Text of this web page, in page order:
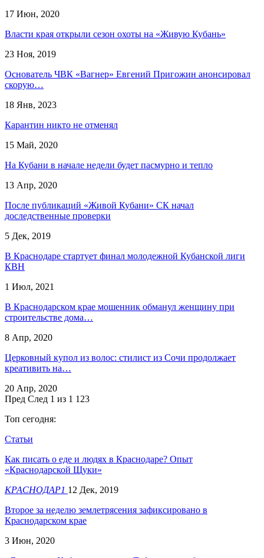
17 Июн, 2020
Власти края открыли сезон охоты на «Живую Кубань»
23 Ноя, 2019
Основатель ЧВК «Вагнер» Евгений Пригожин анонсировал
скорую…
18 Янв, 2023
Карантин никто не отменял
15 Май, 2020
На Кубани в начале недели будет пасмурно и тепло
13 Апр, 2020
После публикаций «Живой Кубани» СК начал
доследственные проверки
5 Дек, 2019
В Краснодаре стартует финал молодежной Кубанской лиги
КВН
1 Июл, 2021
В Краснодарском крае мошенник обманул женщину при
строительстве дома…
8 Апр, 2020
Церковный купол из волос: стилист из Сочи продолжает
креативить на…
20 Апр, 2020
Пред След 1 из 1 123
Топ сегодня:
Статьи
Как писать о еде и людях в Краснодаре? Опыт
«Краснодарской Щуки»
КРАСНОДАР1 12 Дек, 2019
Второе за неделю землетрясения зафиксировано в
Краснодарском крае
3 Июн, 2020